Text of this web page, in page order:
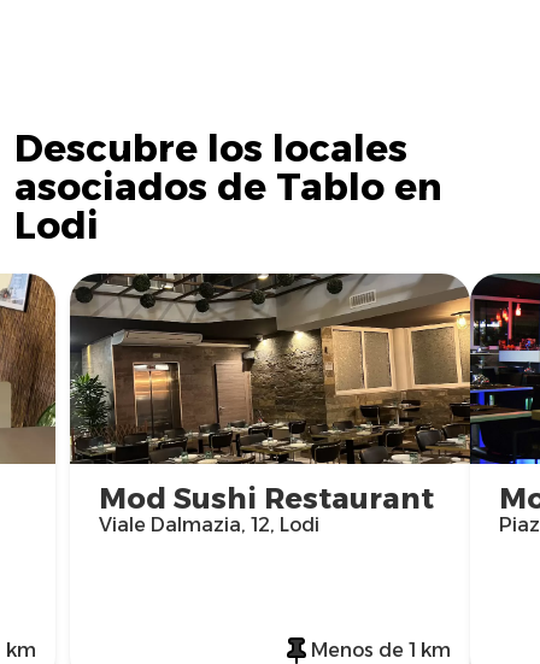
Descubre los locales
asociados de Tablo en
Lodi
Mod Sushi Restaurant
Viale Dalmazia, 12, Lodi
Menos de 1 km
km